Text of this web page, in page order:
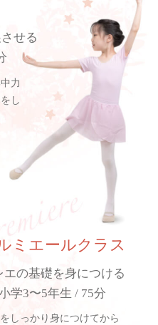
せる
力
し
ミエールクラス
エの基礎を身につける
学3〜5年生 / 75分
しっかり身につけてから